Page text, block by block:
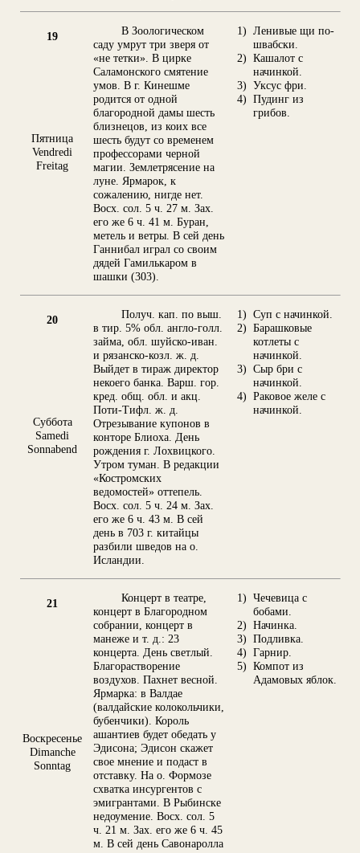
19
В Зоологическом
саду умрут три зверя от
«не тетки». В цирке
Саламонского смятение
умов. В г. Кинешме
родится от одной
благородной дамы шесть
близнецов, из коих все
шесть будут со временем
профессорами черной
магии. Землетрясение на
луне. Ярмарок, к
сожалению, нигде нет.
Восх. сол. 5 ч. 27 м. Зах.
его же 6 ч. 41 м. Буран,
метель и ветры. В сей день
Ганнибал играл со своим
дядей Гамилькаром в
шашки (303).
1) Ленивые щи по-
швабски.
2) Кашалот с
начинкой.
3) Уксус фри.
4) Пудинг из
грибов.
Пятница
Vendredi
Freitag
20
Получ. кап. по выш.
в тир. 5% обл. англо-голл.
займа, обл. шуйско-иван.
и рязанско-козл. ж. д.
Выйдет в тираж директор
некоего банка. Варш. гор.
кред. общ. обл. и акц.
Поти-Тифл. ж. д.
Отрезывание купонов в
конторе Блиоха. День
рождения г. Лохвицкого.
Утром туман. В редакции
«Костромских
ведомостей» оттепель.
Восх. сол. 5 ч. 24 м. Зах.
его же 6 ч. 43 м. В сей
день в 703 г. китайцы
разбили шведов на о.
Исландии.
1) Суп с начинкой.
2) Барашковые
котлеты с
начинкой.
3) Сыр бри с
начинкой.
4) Раковое желе с
начинкой.
Суббота
Samedi
Sonnabend
21
Концерт в театре,
концерт в Благородном
собрании, концерт в
манеже и т. д.: 23
концерта. День светлый.
Благорастворение
воздухов. Пахнет весной.
Ярмарка: в Валдае
(валдайские колокольчики,
бубенчики). Король
ашантиев будет обедать у
Эдисона; Эдисон скажет
свое мнение и подаст в
отставку. На о. Формозе
схватка инсургентов с
эмигрантами. В Рыбинске
недоумение. Восх. сол. 5
ч. 21 м. Зах. его же 6 ч. 45
м. В сей день Савонаролла
1) Чечевица с
бобами.
2) Начинка.
3) Подливка.
4) Гарнир.
5) Компот из
Адамовых яблок.
Воскресенье
Dimanche
Sonntag